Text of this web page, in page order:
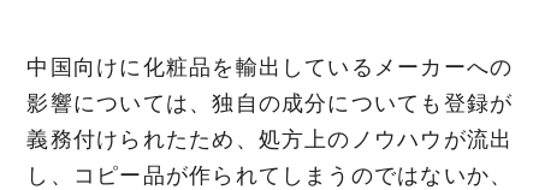
中国向けに化粧品を輸出しているメーカーへの
影響については、独自の成分についても登録が
義務付けられたため、処方上のノウハウが流出
し、コピー品が作られてしまうのではないか、